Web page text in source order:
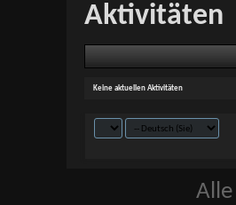
Aktivitäten
Keine aktuellen Aktivitäten